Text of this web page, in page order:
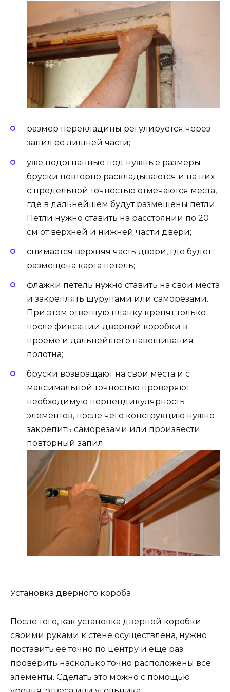
размер перекладины регулируется через
запил ее лишней части;
уже подогнанные под нужные размеры
бруски повторно раскладываются и на них
с предельной точностью отмечаются места,
где в дальнейшем будут размещены петли.
Петли нужно ставить на расстоянии по 20
см от верхней и нижней части двери;
снимается верхняя часть двери, где будет
размещена карта петель;
флажки петель нужно ставить на свои места
и закреплять шурупами или саморезами.
При этом ответную планку крепят только
после фиксации дверной коробки в
проеме и дальнейшего навешивания
полотна;
бруски возвращают на свои места и с
максимальной точностью проверяют
необходимую перпендикулярность
элементов, после чего конструкцию нужно
закрепить саморезами или произвести
повторный запил.
Установка дверного короба
После того, как установка дверной коробки
своими руками к стене осуществлена, нужно
поставить ее точно по центру и еще раз
проверить насколько точно расположены все
элементы. Сделать это можно с помощью